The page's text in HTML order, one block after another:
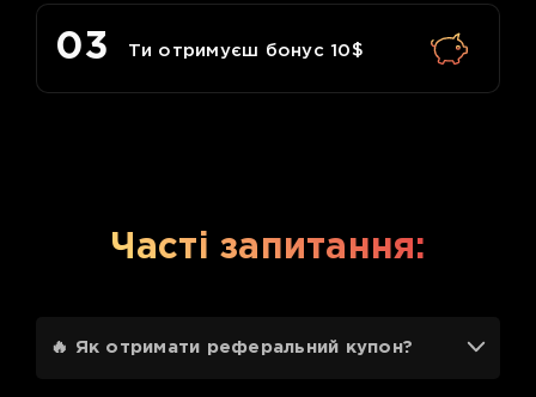
03 Ти отримуєш бонус 10$
Часті запитання:
🔥 Як отримати реферальний купон?